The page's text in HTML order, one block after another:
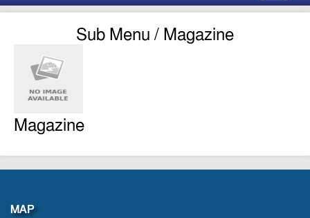
Sub Menu / Magazine
Magazine
MAP